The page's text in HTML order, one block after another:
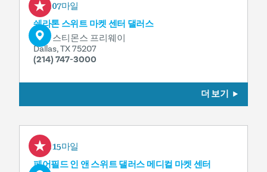
0.07마일
쉐라톤 스위트 마켓 센터 댈러스
2101 스티몬스 프리웨이
Dallas, TX 75207
(214) 747-3000
더 보기
0.15마일
페어필드 인 앤 스위트 댈러스 메디컬 마켓 센터